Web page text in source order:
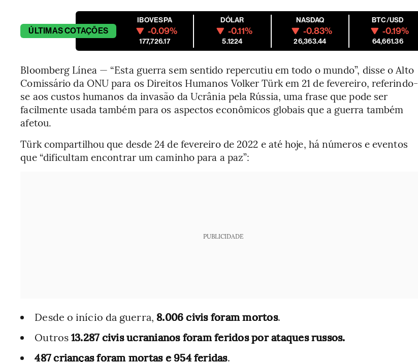
ÚLTIMASCOTAÇÕES
IBOVESPA
-0.09%
177,726.17
DÓLAR
-0.11%
5.1224
NASDAQ
-0.83%
26,363.44
BTC/USD
-0.19%
64,661.36
Bloomberg Línea — “Esta guerra sem sentido repercutiu em todo o mundo”, disse o Alto
Comissário da ONU para os Direitos Humanos Volker Türk em 21 de fevereiro, referindo-
se aos custos humanos da invasão da Ucrânia pela Rússia, uma frase que pode ser
facilmente usada também para os aspectos econômicos globais que a guerra também
afetou.
Türk compartilhou que desde 24 de fevereiro de 2022 e até hoje, há números e eventos
que “dificultam encontrar um caminho para a paz”:
PUBLICIDADE
Desde o início da guerra, 8.006 civis foram mortos.
Outros13.287 civis ucranianos foram feridos por ataques russos.
487 crianças foram mortas e 954 feridas.